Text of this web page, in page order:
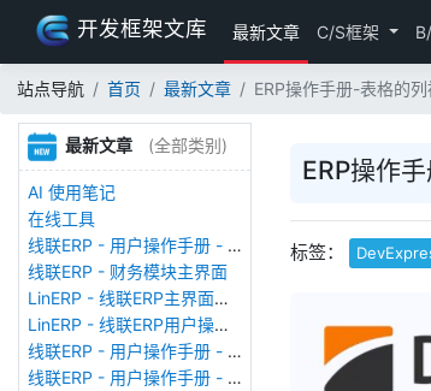
开发框架文库 最新文章 C/S框架
站点导航 首页 最新文章 ERP操作手册-表格的
最新文章 (全部类别)
AI 使用笔记
在线工具
线联ERP - 用户操作手册 - 存货期初
线联ERP - 财务模块主界面
LinERP - 线联ERP主界面（HOME）
LinERP - 线联ERP用户操作手册 - 系统登陆
线联ERP - 用户操作手册 - 查看在线用户
线联ERP - 用户操作手册 - 数据备份
ERP操作
标签：